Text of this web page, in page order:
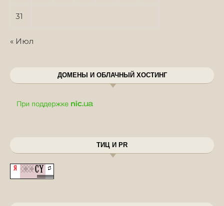
31
« Июл
ДОМЕНЫ И ОБЛАЧНЫЙ ХОСТИНГ
ТИЦ И PR